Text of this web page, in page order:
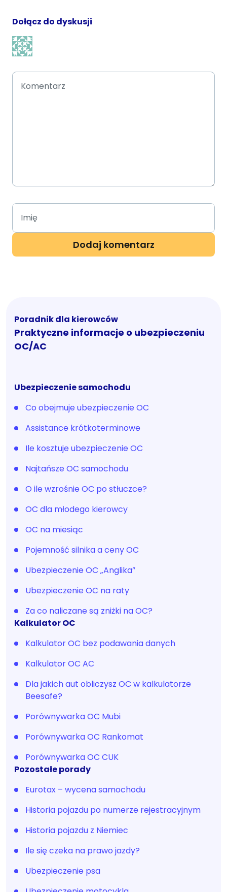
Dołącz do dyskusji
Poradnik dla kierowców
Praktyczne informacje o ubezpieczeniu
OC/AC
Ubezpieczenie samochodu
Co obejmuje ubezpieczenie OC
Assistance krótkoterminowe
Ile kosztuje ubezpieczenie OC
Najtańsze OC samochodu
O ile wzrośnie OC po stłuczce?
OC dla młodego kierowcy
OC na miesiąc
Pojemność silnika a ceny OC
Ubezpieczenie OC „Anglika”
Ubezpieczenie OC na raty
Za co naliczane są zniżki na OC?
Kalkulator OC
Kalkulator OC bez podawania danych
Kalkulator OC AC
Dla jakich aut obliczysz OC w kalkulatorze
Beesafe?
Porównywarka OC Mubi
Porównywarka OC Rankomat
Porównywarka OC CUK
Pozostałe porady
Eurotax – wycena samochodu
Historia pojazdu po numerze rejestracyjnym
Historia pojazdu z Niemiec
Ile się czeka na prawo jazdy?
Ubezpieczenie psa